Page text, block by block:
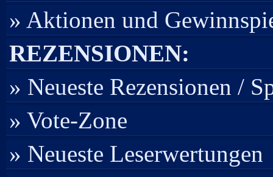
» Aktionen und
REZENSIONEN:
» Neueste Rezensionen /
» Vote-Zone
» Neueste Leserwertungen